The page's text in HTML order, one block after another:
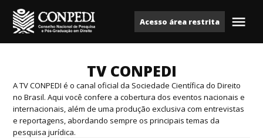
para
o
ConpediAcesso área restrita
TV CONPEDI
A TV CONPEDI é o canal oficial da Sociedade Científica do Direito
no Brasil. Aqui você confere a cobertura dos eventos nacionais e
internacionais, além de uma produção exclusiva com entrevistas
e reportagens, abordando sempre os principais temas da
pesquisa jurídica.